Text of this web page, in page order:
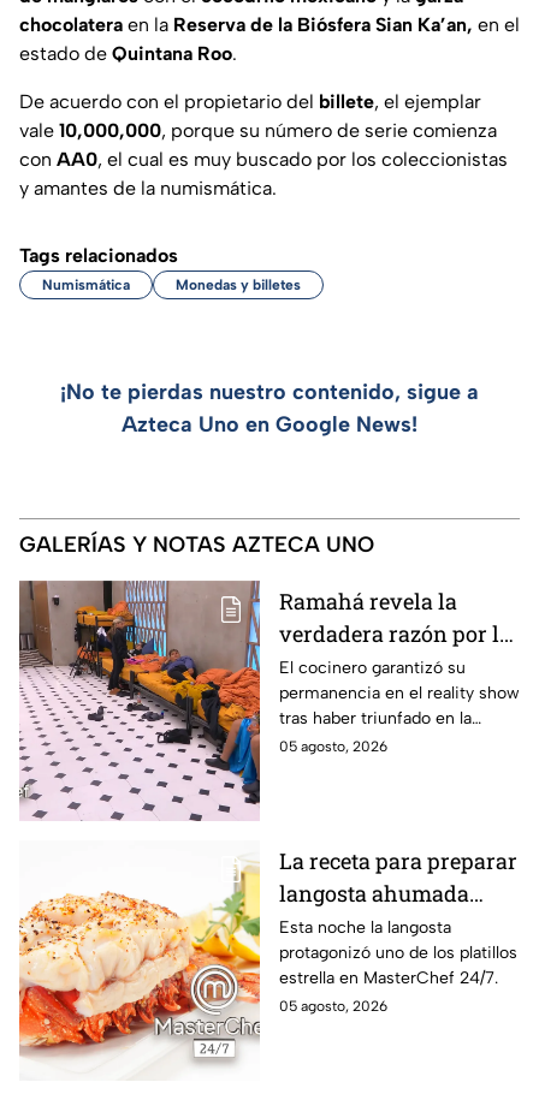
chocolatera en la Reserva de la Biósfera Sian Ka’an, en el
estado de Quintana Roo.
De acuerdo con el propietario del billete, el ejemplar
vale 10,000,000, porque su número de serie comienza
con AA0, el cual es muy buscado por los coleccionistas
y amantes de la numismática.
Tags relacionados
Numismática Monedas y billetes
¡No te pierdas nuestro contenido, sigue a
Azteca Uno en Google News!
GALERÍAS Y NOTAS AZTECA UNO
Ramahá revela la
verdadera razón por la
que subió a Daniela al
balcón de MasterChef
24/7
El cocinero garantizó su
permanencia en el reality show
tras haber triunfado en la
pasada batalla por equipos
05 agosto, 2026
La receta para preparar
langosta ahumada
como en MasterChef
24/7
Esta noche la langosta
protagonizó uno de los platillos
estrella en MasterChef 24/7.
05 agosto, 2026